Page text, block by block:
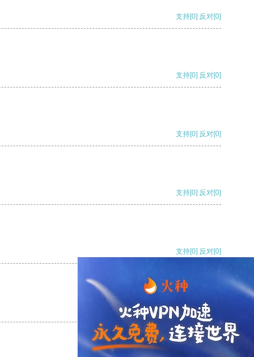
支持[0] 反对[0]
支持[0] 反对[0]
支持[0] 反对[0]
支持[0] 反对[0]
支持[0] 反对[0]
支持[0] 反对